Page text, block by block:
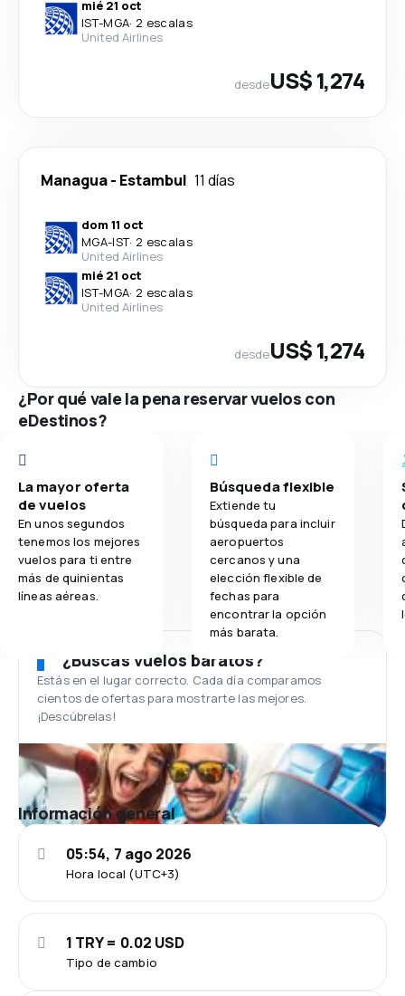
mié 21 oct
IST-MGA· 2 escalas
United Airlines
desdeUS$ 1,274
Managua- Estambul 11 días
dom 11 oct
MGA-IST· 2 escalas
United Airlines
mié 21 oct
IST-MGA· 2 escalas
United Airlines
desdeUS$ 1,274
¿Por qué vale la pena reservar vuelos con
eDestinos?
La mayor oferta
de vuelos
En unos segundos
tenemos los mejores
vuelos para ti entre
más de quinientas
líneas aéreas.
Búsqueda flexible
Extiende tu
búsqueda para incluir
aeropuertos
cercanos y una
elección flexible de
fechas para
encontrar la opción
más barata.
¿Buscas vuelos baratos?
Estás en el lugar correcto. Cada día comparamos
cientos de ofertas para mostrarte las mejores.
¡Descúbrelas!
Información general
Hora local (UTC+3)
05:54, 7 ago 2026
Tipo de cambio
1 TRY = 0.02 USD